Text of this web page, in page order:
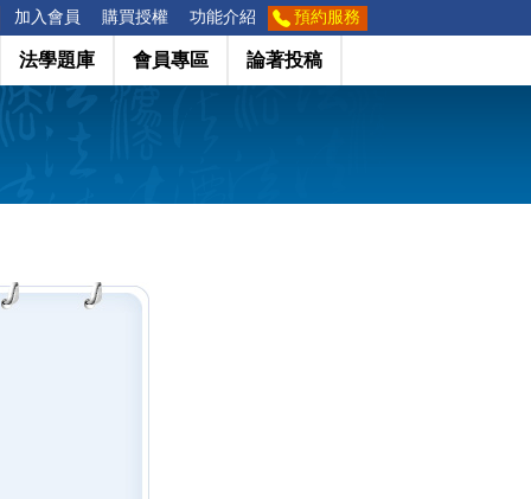
加入會員 購買授權 功能介紹 預約服務
法學題庫 會員專區 論著投稿